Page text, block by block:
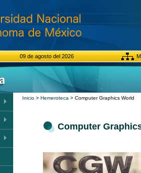
09 de agosto del 2026
Inicio> Hemeroteca > Computer Graphics World
Computer